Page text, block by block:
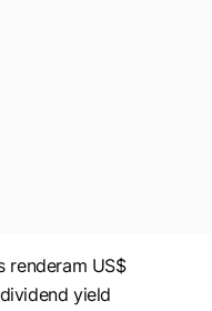
renderam US$
dividend yield